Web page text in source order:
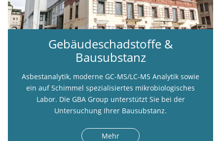
Gebäudeschadstoffe &
Bausubstanz
Asbestanalytik, moderne GC-MS/LC-MS Analytik sowie
ein auf Schimmel spezialisiertes mikrobiologisches
Labor. Die GBA Group unterstützt Sie bei der
Untersuchung Ihrer Bausubstanz.
Mehr